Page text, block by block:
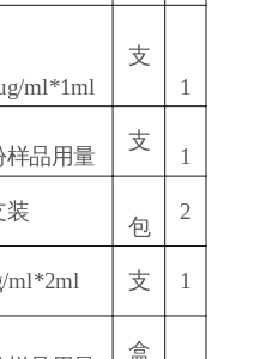
ml*1ml
支
1
样品用量
支
1
装
包
2
ml*2ml 支 1
盒